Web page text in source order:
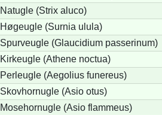
Natugle (Strix aluco)
Høgeugle (Surnia ulula)
Spurveugle (Glaucidium passerinum)
Kirkeugle (Athene noctua)
Perleugle (Aegolius funereus)
Skovhornugle (Asio otus)
Mosehornugle (Asio flammeus)